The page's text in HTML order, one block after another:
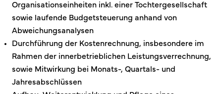
Organisationseinheiten inkl. einer Tochtergesellschaft
sowie laufende Budgetsteuerung anhand von
Abweichungsanalysen
Durchführung der Kostenrechnung, insbesondere im
Rahmen der innerbetrieblichen Leistungsverrechnung,
sowie Mitwirkung bei Monats-, Quartals- und
Jahresabschlüssen